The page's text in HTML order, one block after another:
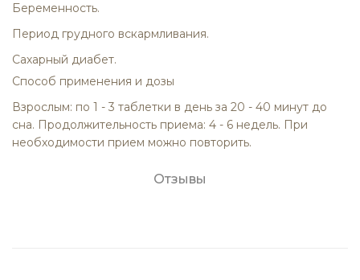
Беременность.
Период грудного вскармливания.
Сахарный диабет.
Способ применения и дозы
Взрослым: по 1 - 3 таблетки в день за 20 - 40 минут до
сна. Продолжительность приема: 4 - 6 недель. При
необходимости прием можно повторить.
Отзывы